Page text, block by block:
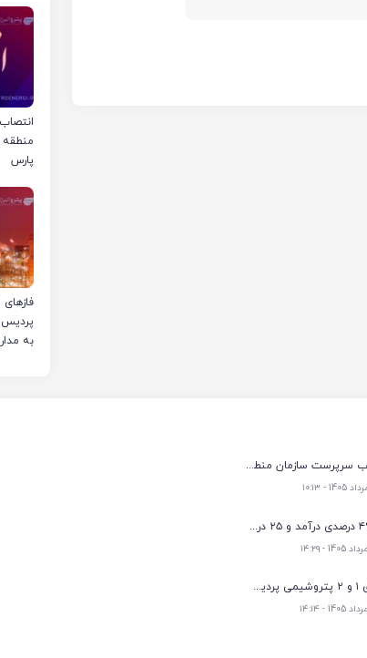
منطقه
پارس
به
انتصاب سرپرست سازمان منطقه ویژه اقتصادی انرژی پارس
رشد ۴۹ درصدی درآمد و ۲۵ درصدی سود خالص؛ بیدبلند خلیج‌فارس سال ۱۴۰۴ را با رکوردهای جدید به پایان رساند
فازهای ۱ و ۲ پتروشیمی پردیس با ۸۵ درصد ظرفیت به مدار تولید بازگشتند